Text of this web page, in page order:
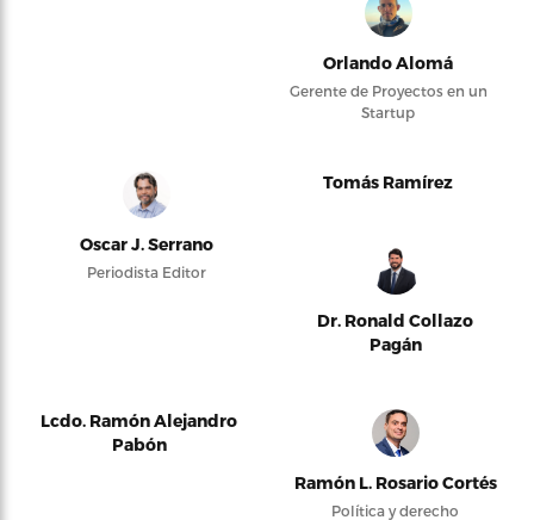
Orlando Alomá
Gerente de Proyectos en un
Startup
Oscar J. Serrano
Periodista Editor
Tomás Ramírez
Dr. Ronald Collazo
Pagán
Lcdo. Ramón Alejandro
Pabón
Ramón L. Rosario Cortés
Política y derecho